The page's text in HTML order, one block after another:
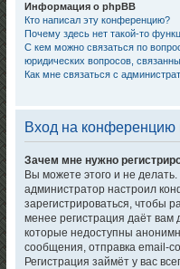
Информация о phpBB
Кто написал эту конференцию?
Почему здесь нет такой-то
С кем можно связаться по
юридических вопросов,
Как мне связаться с
Вход на конференцию
Зачем мне нужно
Вы можете этого и не делать.
администратор настроил
зарегистрироваться, чтобы
менее регистрация даёт
которые недоступны
сообщения, отправка email-
Регистрация займёт у вас